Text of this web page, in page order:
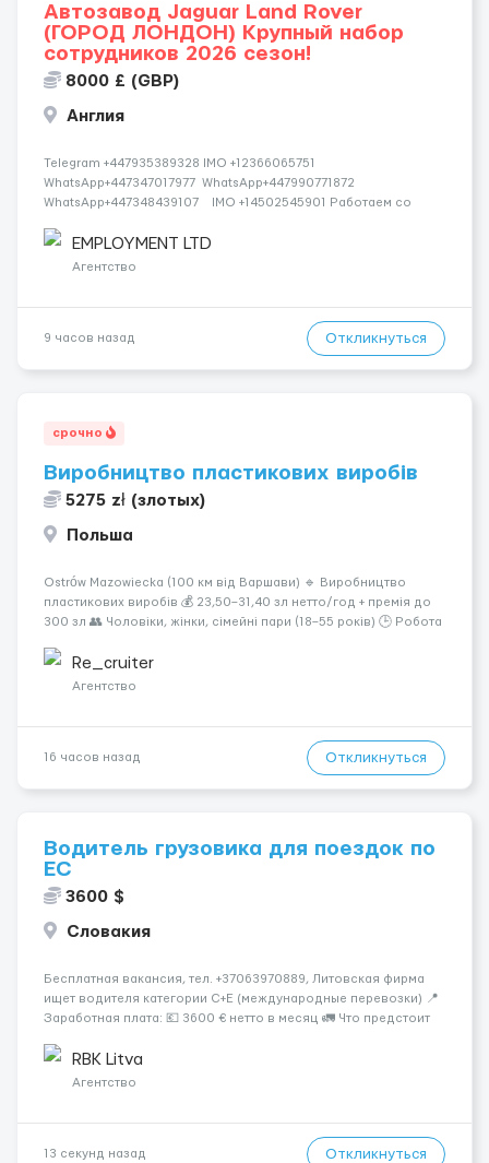
Автозавод Jaguar Land Rover
(ГОРОД ЛОНДОН) Крупный набор
сотрудников 2026 сезон!
8000 £ (GBP)
Англия
Telegram +447935389328 IMO +12366065751
WhatsApp+447347017977 WhatsApp+447990771872
WhatsApp+447348439107 IMO +14502545901 Работаем со
СДЕЛАЙ СКРИНШОТ! Telegram:@Vitali_Novikovs Telegram
@Vitali_No...
EMPLOYMENT LTD
Агентство
9 часов назад Откликнуться
срочно
Виробництво пластикових виробів
5275 zł (злотых)
Польша
Ostrów Mazowiecka (100 км від Варшави) 🔹 Виробництво
пластикових виробів 💰 23,50–31,40 зл нетто/год + премія до
300 зл 👥 Чоловіки, жінки, сімейні пари (18–55 років) 🕒 Робота
житло — 400 зл. 📦 Обов...
Re_cruiter
Агентство
16 часов назад Откликнуться
Водитель грузовика для поездок по
ЕС
3600 $
Словакия
Бесплатная вакансия, тел. +37063970889, Литовская фирма
ищет водителя категории C+E (международные перевозки) 📍
Заработная плата: 💶 3600 € нетто в месяц 🚛 Что предстоит
рефрижераторах. В среднем 400–500 км в день. Погрузки и
разгрузки...
RBK Litva
Агентство
13 секунд назад Откликнуться